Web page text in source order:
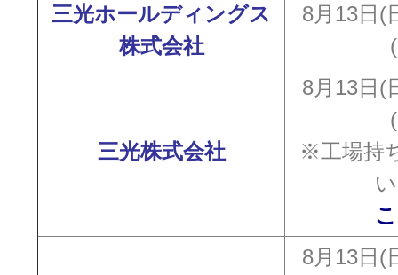
三光ホールディングス
株式会社
8月13日(
三光株式会社
8月13日(
※工場持
8月13日(